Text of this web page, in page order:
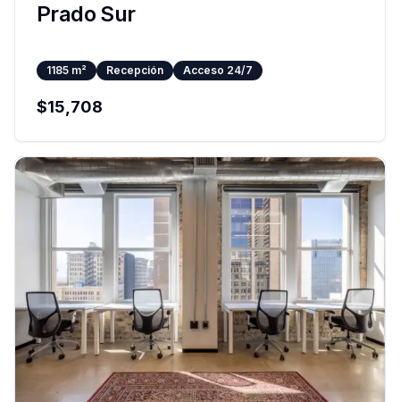
Prado Sur
1185 m² Recepción Acceso 24/7
$15,708